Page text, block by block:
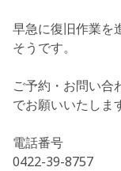
早急に復旧作業を
そうです。
ご予約・お問い合
でお願いいたしま
電話番号
0422-39-8757